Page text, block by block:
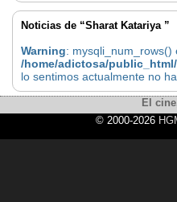
Noticias de “Sharat Katariya ”
Warning:
/home/adictosa/
lo sentimos actualmente no
El
© 2000-2026